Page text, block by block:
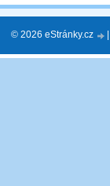
© 2026 eStránky.cz